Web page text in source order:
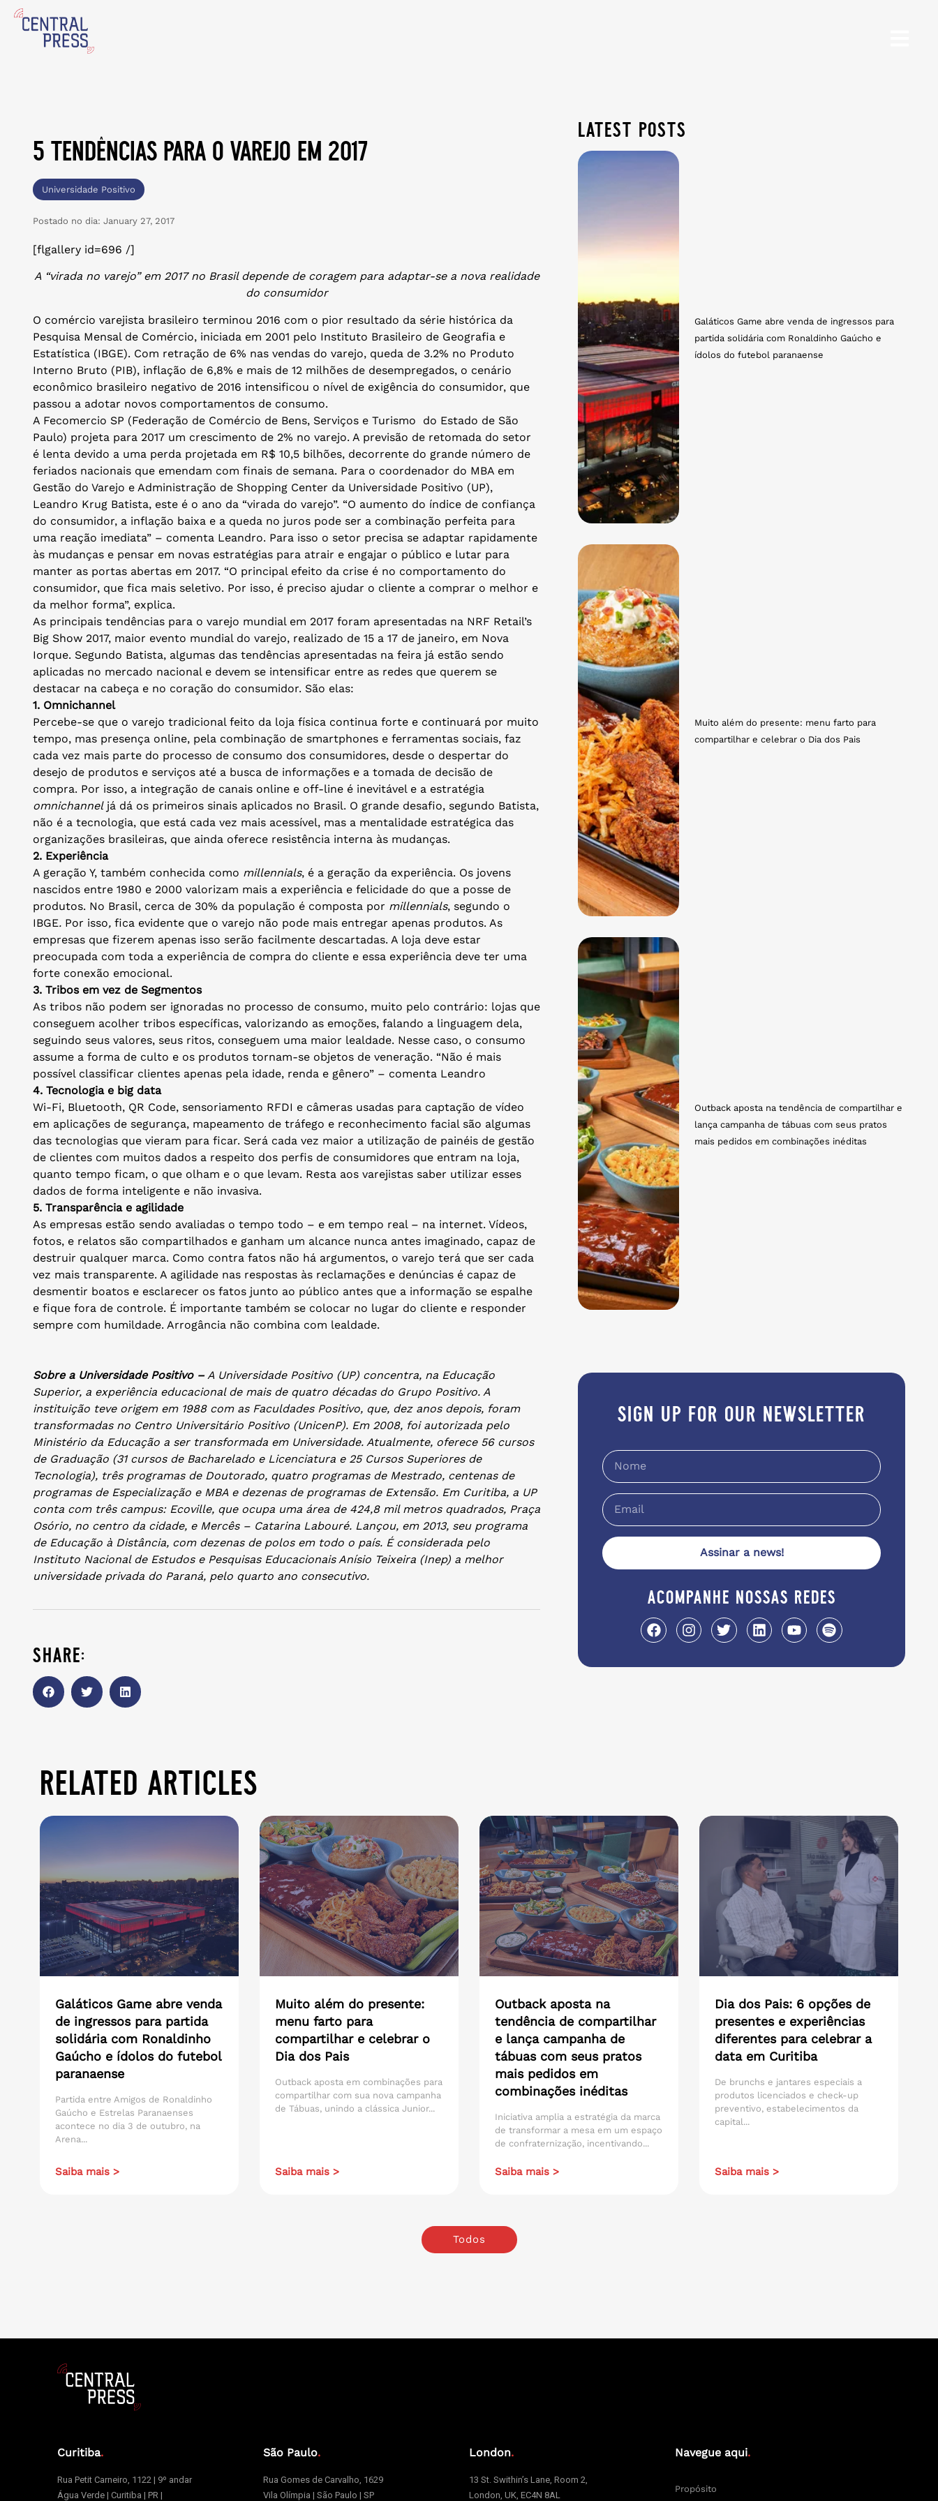
5 tendências para o varejo em 2017
Universidade Positivo
Postado no dia: January 27, 2017
[flgallery id=696 /]
A “virada no varejo” em 2017 no Brasil depende de coragem para adaptar-se a nova realidade
do consumidor
O comércio varejista brasileiro terminou 2016 com o pior resultado da série histórica da
Pesquisa Mensal de Comércio, iniciada em 2001 pelo Instituto Brasileiro de Geografia e
Estatística (IBGE). Com retração de 6% nas vendas do varejo, queda de 3.2% no Produto
Interno Bruto (PIB), inflação de 6,8% e mais de 12 milhões de desempregados, o cenário
econômico brasileiro negativo de 2016 intensificou o nível de exigência do consumidor, que
passou a adotar novos comportamentos de consumo.
A Fecomercio SP (Federação de Comércio de Bens, Serviços e Turismo do Estado de São
Paulo) projeta para 2017 um crescimento de 2% no varejo. A previsão de retomada do setor
é lenta devido a uma perda projetada em R$ 10,5 bilhões, decorrente do grande número de
feriados nacionais que emendam com finais de semana. Para o coordenador do MBA em
Gestão do Varejo e Administração de Shopping Center da Universidade Positivo (UP),
Leandro Krug Batista, este é o ano da “virada do varejo”. “O aumento do índice de confiança
do consumidor, a inflação baixa e a queda no juros pode ser a combinação perfeita para
uma reação imediata” – comenta Leandro. Para isso o setor precisa se adaptar rapidamente
às mudanças e pensar em novas estratégias para atrair e engajar o público e lutar para
manter as portas abertas em 2017. “O principal efeito da crise é no comportamento do
consumidor, que fica mais seletivo. Por isso, é preciso ajudar o cliente a comprar o melhor e
da melhor forma”, explica.
As principais tendências para o varejo mundial em 2017 foram apresentadas na NRF Retail’s
Big Show 2017, maior evento mundial do varejo, realizado de 15 a 17 de janeiro, em Nova
Iorque. Segundo Batista, algumas das tendências apresentadas na feira já estão sendo
aplicadas no mercado nacional e devem se intensificar entre as redes que querem se
destacar na cabeça e no coração do consumidor. São elas:
1. Omnichannel
Percebe-se que o varejo tradicional feito da loja física continua forte e continuará por muito
tempo, mas presença online, pela combinação de smartphones e ferramentas sociais, faz
cada vez mais parte do processo de consumo dos consumidores, desde o despertar do
desejo de produtos e serviços até a busca de informações e a tomada de decisão de
compra. Por isso, a integração de canais online e off-line é inevitável e a estratégia
omnichanneljá dá os primeiros sinais aplicados no Brasil. O grande desafio, segundo Batista,
não é a tecnologia, que está cada vez mais acessível, mas a mentalidade estratégica das
organizações brasileiras, que ainda oferece resistência interna às mudanças.
2. Experiência
A geração Y, também conhecida como millennials, é a geração da experiência. Os jovens
nascidos entre 1980 e 2000 valorizam mais a experiência e felicidade do que a posse de
produtos. No Brasil, cerca de 30% da população é composta por millennials, segundo o
IBGE. Por isso, fica evidente que o varejo não pode mais entregar apenas produtos. As
empresas que fizerem apenas isso serão facilmente descartadas. A loja deve estar
preocupada com toda a experiência de compra do cliente e essa experiência deve ter uma
forte conexão emocional.
3. Tribos em vez de Segmentos
As tribos não podem ser ignoradas no processo de consumo, muito pelo contrário: lojas que
conseguem acolher tribos específicas, valorizando as emoções, falando a linguagem dela,
seguindo seus valores, seus ritos, conseguem uma maior lealdade. Nesse caso, o consumo
assume a forma de culto e os produtos tornam-se objetos de veneração. “Não é mais
possível classificar clientes apenas pela idade, renda e gênero” – comenta Leandro
4. Tecnologia e big data
Wi-Fi, Bluetooth, QR Code, sensoriamento RFDI e câmeras usadas para captação de vídeo
em aplicações de segurança, mapeamento de tráfego e reconhecimento facial são algumas
das tecnologias que vieram para ficar. Será cada vez maior a utilização de painéis de gestão
de clientes com muitos dados a respeito dos perfis de consumidores que entram na loja,
quanto tempo ficam, o que olham e o que levam. Resta aos varejistas saber utilizar esses
dados de forma inteligente e não invasiva.
5. Transparência e agilidade
As empresas estão sendo avaliadas o tempo todo – e em tempo real – na internet. Vídeos,
fotos, e relatos são compartilhados e ganham um alcance nunca antes imaginado, capaz de
destruir qualquer marca. Como contra fatos não há argumentos, o varejo terá que ser cada
vez mais transparente. A agilidade nas respostas às reclamações e denúncias é capaz de
desmentir boatos e esclarecer os fatos junto ao público antes que a informação se espalhe
e fique fora de controle. É importante também se colocar no lugar do cliente e responder
sempre com humildade. Arrogância não combina com lealdade.
Sobre a Universidade Positivo – A Universidade Positivo (UP) concentra, na Educação
Superior, a experiência educacional de mais de quatro décadas do Grupo Positivo. A
instituição teve origem em 1988 com as Faculdades Positivo, que, dez anos depois, foram
transformadas no Centro Universitário Positivo (UnicenP). Em 2008, foi autorizada pelo
Ministério da Educação a ser transformada em Universidade. Atualmente, oferece 56 cursos
de Graduação (31 cursos de Bacharelado e Licenciatura e 25 Cursos Superiores de
Tecnologia), três programas de Doutorado, quatro programas de Mestrado, centenas de
programas de Especialização e MBA e dezenas de programas de Extensão. Em Curitiba, a UP
conta com três campus: Ecoville, que ocupa uma área de 424,8 mil metros quadrados, Praça
Osório, no centro da cidade, e Mercês – Catarina Labouré. Lançou, em 2013, seu programa
de Educação à Distância, com dezenas de polos em todo o país. É considerada pelo
Instituto Nacional de Estudos e Pesquisas Educacionais Anísio Teixeira (Inep) a melhor
universidade privada do Paraná, pelo quarto ano consecutivo.
share:
latest posts
Galáticos Game abre venda de ingressos para
partida solidária com Ronaldinho Gaúcho e
ídolos do futebol paranaense
Muito além do presente: menu farto para
compartilhar e celebrar o Dia dos Pais
Outback aposta na tendência de compartilhar e
lança campanha de tábuas com seus pratos
mais pedidos em combinações inéditas
sign up for our newsletter
Assinar a news!
acompanhe nossas redes
related articles
Galáticos Game abre venda
de ingressos para partida
solidária com Ronaldinho
Gaúcho e ídolos do futebol
paranaense
Partida entre Amigos de Ronaldinho
Gaúcho e Estrelas Paranaenses
acontece no dia 3 de outubro, na
Arena...
Saiba mais >
Muito além do presente:
menu farto para
compartilhar e celebrar o
Dia dos Pais
Outback aposta em combinações para
compartilhar com sua nova campanha
de Tábuas, unindo a clássica Junior...
Saiba mais >
Outback aposta na
tendência de compartilhar
e lança campanha de
tábuas com seus pratos
mais pedidos em
combinações inéditas
Iniciativa amplia a estratégia da marca
de transformar a mesa em um espaço
de confraternização, incentivando...
Saiba mais >
Dia dos Pais: 6 opções de
presentes e experiências
diferentes para celebrar a
data em Curitiba
De brunchs e jantares especiais a
produtos licenciados e check-up
preventivo, estabelecimentos da
capital...
Saiba mais >
Todos
Curitiba.
Rua Petit Carneiro, 1122 | 9º andar
Água Verde | Curitiba | PR |
São Paulo.
Rua Gomes de Carvalho, 1629
Vila Olímpia | São Paulo | SP
London.
13 St. Swithin’s Lane, Room 2,
London, UK, EC4N 8AL
Navegue aqui.
Propósito